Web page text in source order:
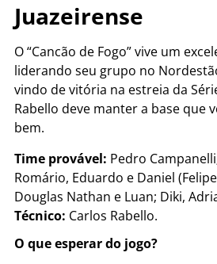
Juazeirense
O “Cancão de Fogo” vive um
liderando seu grupo no
vindo de vitória na estreia da
Rabello deve manter a base que
bem.
Time provável: Pedro
Romário, Eduardo e Daniel
Douglas Nathan e Luan; Diki,
Técnico: Carlos Rabello.
O que esperar do jogo?